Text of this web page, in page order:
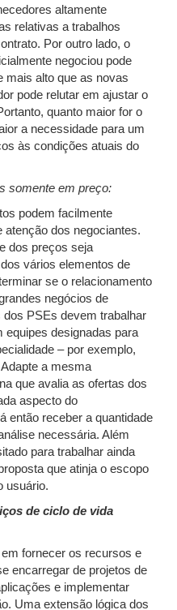
altamente
relativas a trabalhos
Por outro lado, o
negociou pode
mais alto que as novas
pode relutar em ajustar o
quanto maior for o
a necessidade para um
às condições atuais do
somente em preço:
podem facilmente
dos negociantes.
dos preços seja
vários elementos de
se o relacionamento
negócios de
PSEs devem trabalhar
equipes designadas para
– por exemplo,
a mesma
que avalia as ofertas dos
aspecto do
então receber a quantidade
necessária. Além
para trabalhar ainda
que atinja o escopo
usuário.
de ciclo de vida
fornecer os recursos e
encarregar de projetos de
e implementar
Uma extensão lógica dos